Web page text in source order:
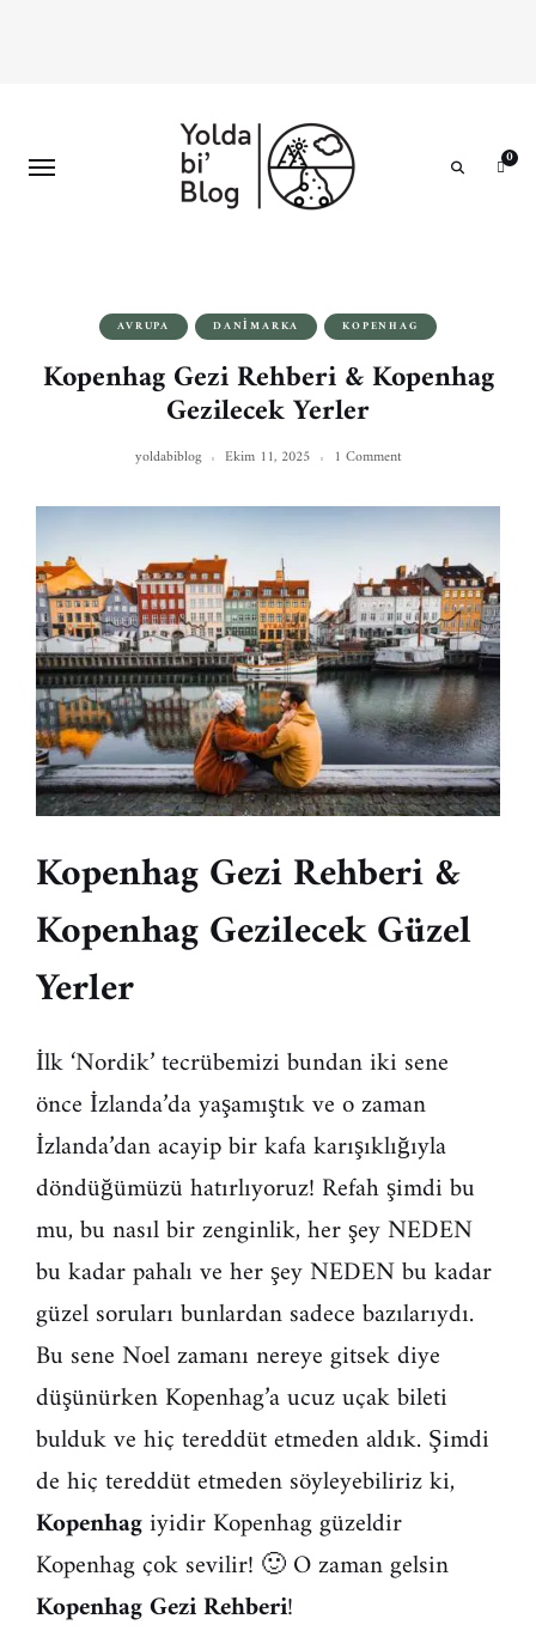
0
AVRUPA DANIMARKA KOPENHAG
Kopenhag Gezi Rehberi & Kopenhag
Gezilecek Yerler
yoldabiblog Ekim 11, 2025 1 Comment
Kopenhag Gezi Rehberi &
Kopenhag Gezilecek Güzel
Yerler
İlk ‘Nordik’ tecrübemizi bundan iki sene
önce İzlanda’da yaşamıştık ve o zaman
İzlanda’dan acayip bir kafa karışıklığıyla
döndüğümüzü hatırlıyoruz! Refah şimdi bu
mu, bu nasıl bir zenginlik, her şey NEDEN
bu kadar pahalı ve her şey NEDEN bu kadar
güzel soruları bunlardan sadece bazılarıydı.
Bu sene Noel zamanı nereye gitsek diye
düşünürken Kopenhag’a ucuz uçak bileti
bulduk ve hiç tereddüt etmeden aldık. Şimdi
de hiç tereddüt etmeden söyleyebiliriz ki,
Kopenhagiyidir Kopenhag güzeldir
Kopenhag çok sevilir! 🙂 O zaman gelsin
Kopenhag Gezi Rehberi!